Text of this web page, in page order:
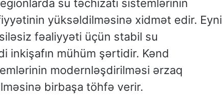
su təchizatı sistemlərinin
yüksəldilməsinə xidmət edir. Eyni
fəaliyyəti üçün stabil su
inkişafın mühüm şərtidir. Kənd
modernləşdirilməsi ərzaq
birbaşa töhfə verir.